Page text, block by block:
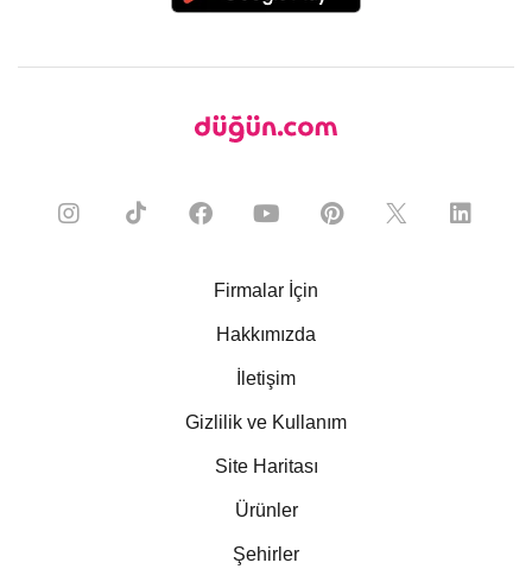
Firmalar İçin
Hakkımızda
İletişim
Gizlilik ve Kullanım
Site Haritası
Ürünler
Şehirler